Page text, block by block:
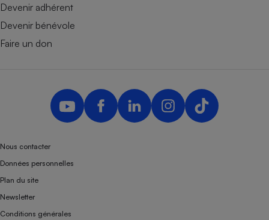
Devenir adhérent
Devenir bénévole
Faire un don
Nous contacter
Données personnelles
Plan du site
Newsletter
Conditions générales